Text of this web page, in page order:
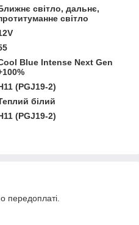
світло, дальнє,
світло
Blue Intense Next Gen
(PGJ19-2)
білий
(PGJ19-2)
передоплаті.